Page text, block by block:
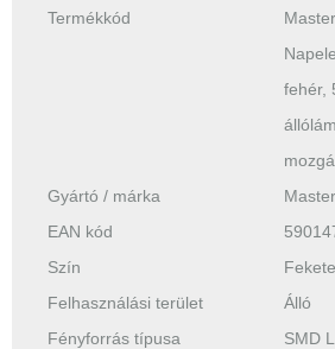
Termékkód
fehér,
Gyártó / márka
EAN kód
Szín
Felhasználási terület
Álló
Fényforrás típusa
SMD